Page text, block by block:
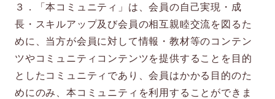
３．「本コミュニティ」は、会員の自己実現・成
長・スキルアップ及び会員の相互親睦交流を図るた
めに、当方が会員に対して情報・教材等のコンテン
ツやコミュニティコンテンツを提供することを目的
としたコミュニティであり、会員はかかる目的のた
めにのみ、本コミュニティを利用することができま